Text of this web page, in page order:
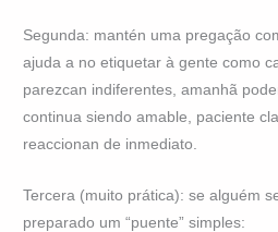
Segunda: mantén uma pregação
ajuda a no etiquetar à gente como
parezcan indiferentes, amanhã
continua siendo amable, paciente
reaccionan de inmediato.
Tercera (muito prática): se alguém
preparado um “puente” simples: